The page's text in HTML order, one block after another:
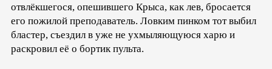
отвлёкшегося, опешившего Крыса, как лев, бросается
его пожилой преподаватель. Ловким пинком тот выбил
бластер, съездил в уже не ухмыляющуюся харю и
раскровил её о бортик пульта.